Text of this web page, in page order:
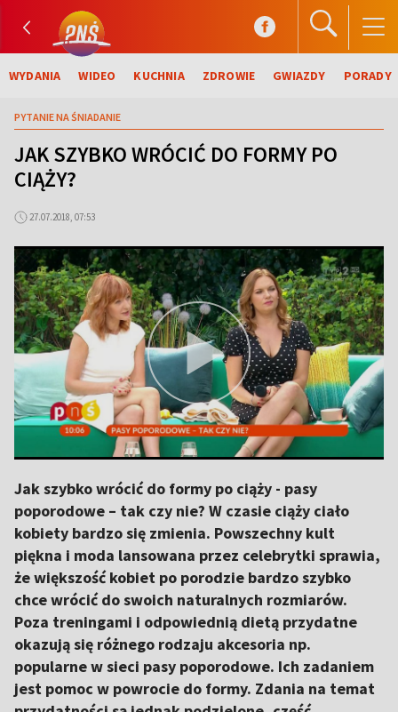
WYDANIA WIDEO KUCHNIA ZDROWIE GWIAZDY PORADY
PYTANIE NA ŚNIADANIE
JAK SZYBKO WRÓCIĆ DO FORMY PO
CIĄŻY?
27.07.2018, 07:53
Jak szybko wrócić do formy po ciąży - pasy
poporodowe – tak czy nie? W czasie ciąży ciało
kobiety bardzo się zmienia. Powszechny kult
piękna i moda lansowana przez celebrytki sprawia,
że większość kobiet po porodzie bardzo szybko
chce wrócić do swoich naturalnych rozmiarów.
Poza treningami i odpowiednią dietą przydatne
okazują się różnego rodzaju akcesoria np.
popularne w sieci pasy poporodowe. Ich zadaniem
jest pomoc w powrocie do formy. Zdania na temat